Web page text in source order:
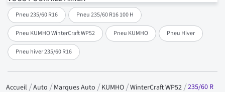
Pneu 235/60 R16 Pneu 235/60 R16 100 H
Pneu KUMHO WinterCraft WP52 Pneu KUMHO Pneu Hiver
Pneu hiver 235/60 R16
Accueil Auto Marques Auto KUMHO WinterCraft WP52 235/60 R